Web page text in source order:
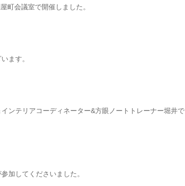
町会議室で開催しました。
ます。
ンテリアコーディネーター&方眼ノートトレーナー堀井で
加してくださいました。